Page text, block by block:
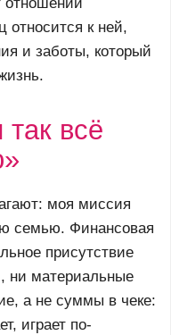
относится к ней,
и заботы, который
всё
моя миссия
семью. Финансовая
присутствие
ни материальные
а не суммы в чеке:
играет по-